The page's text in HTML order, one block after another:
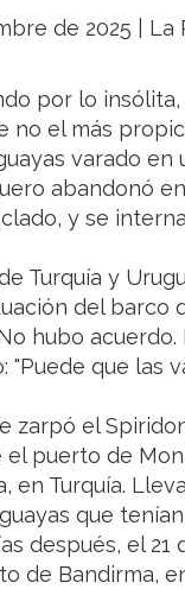
de 2025 |
por lo
no el más
varado
abandonó
y se
Turquía y
del barco
hubo
que las
zarpó el
puerto de
en Turquía.
que
después, el
de Bandirma,